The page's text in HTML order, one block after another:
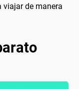
viajar de manera